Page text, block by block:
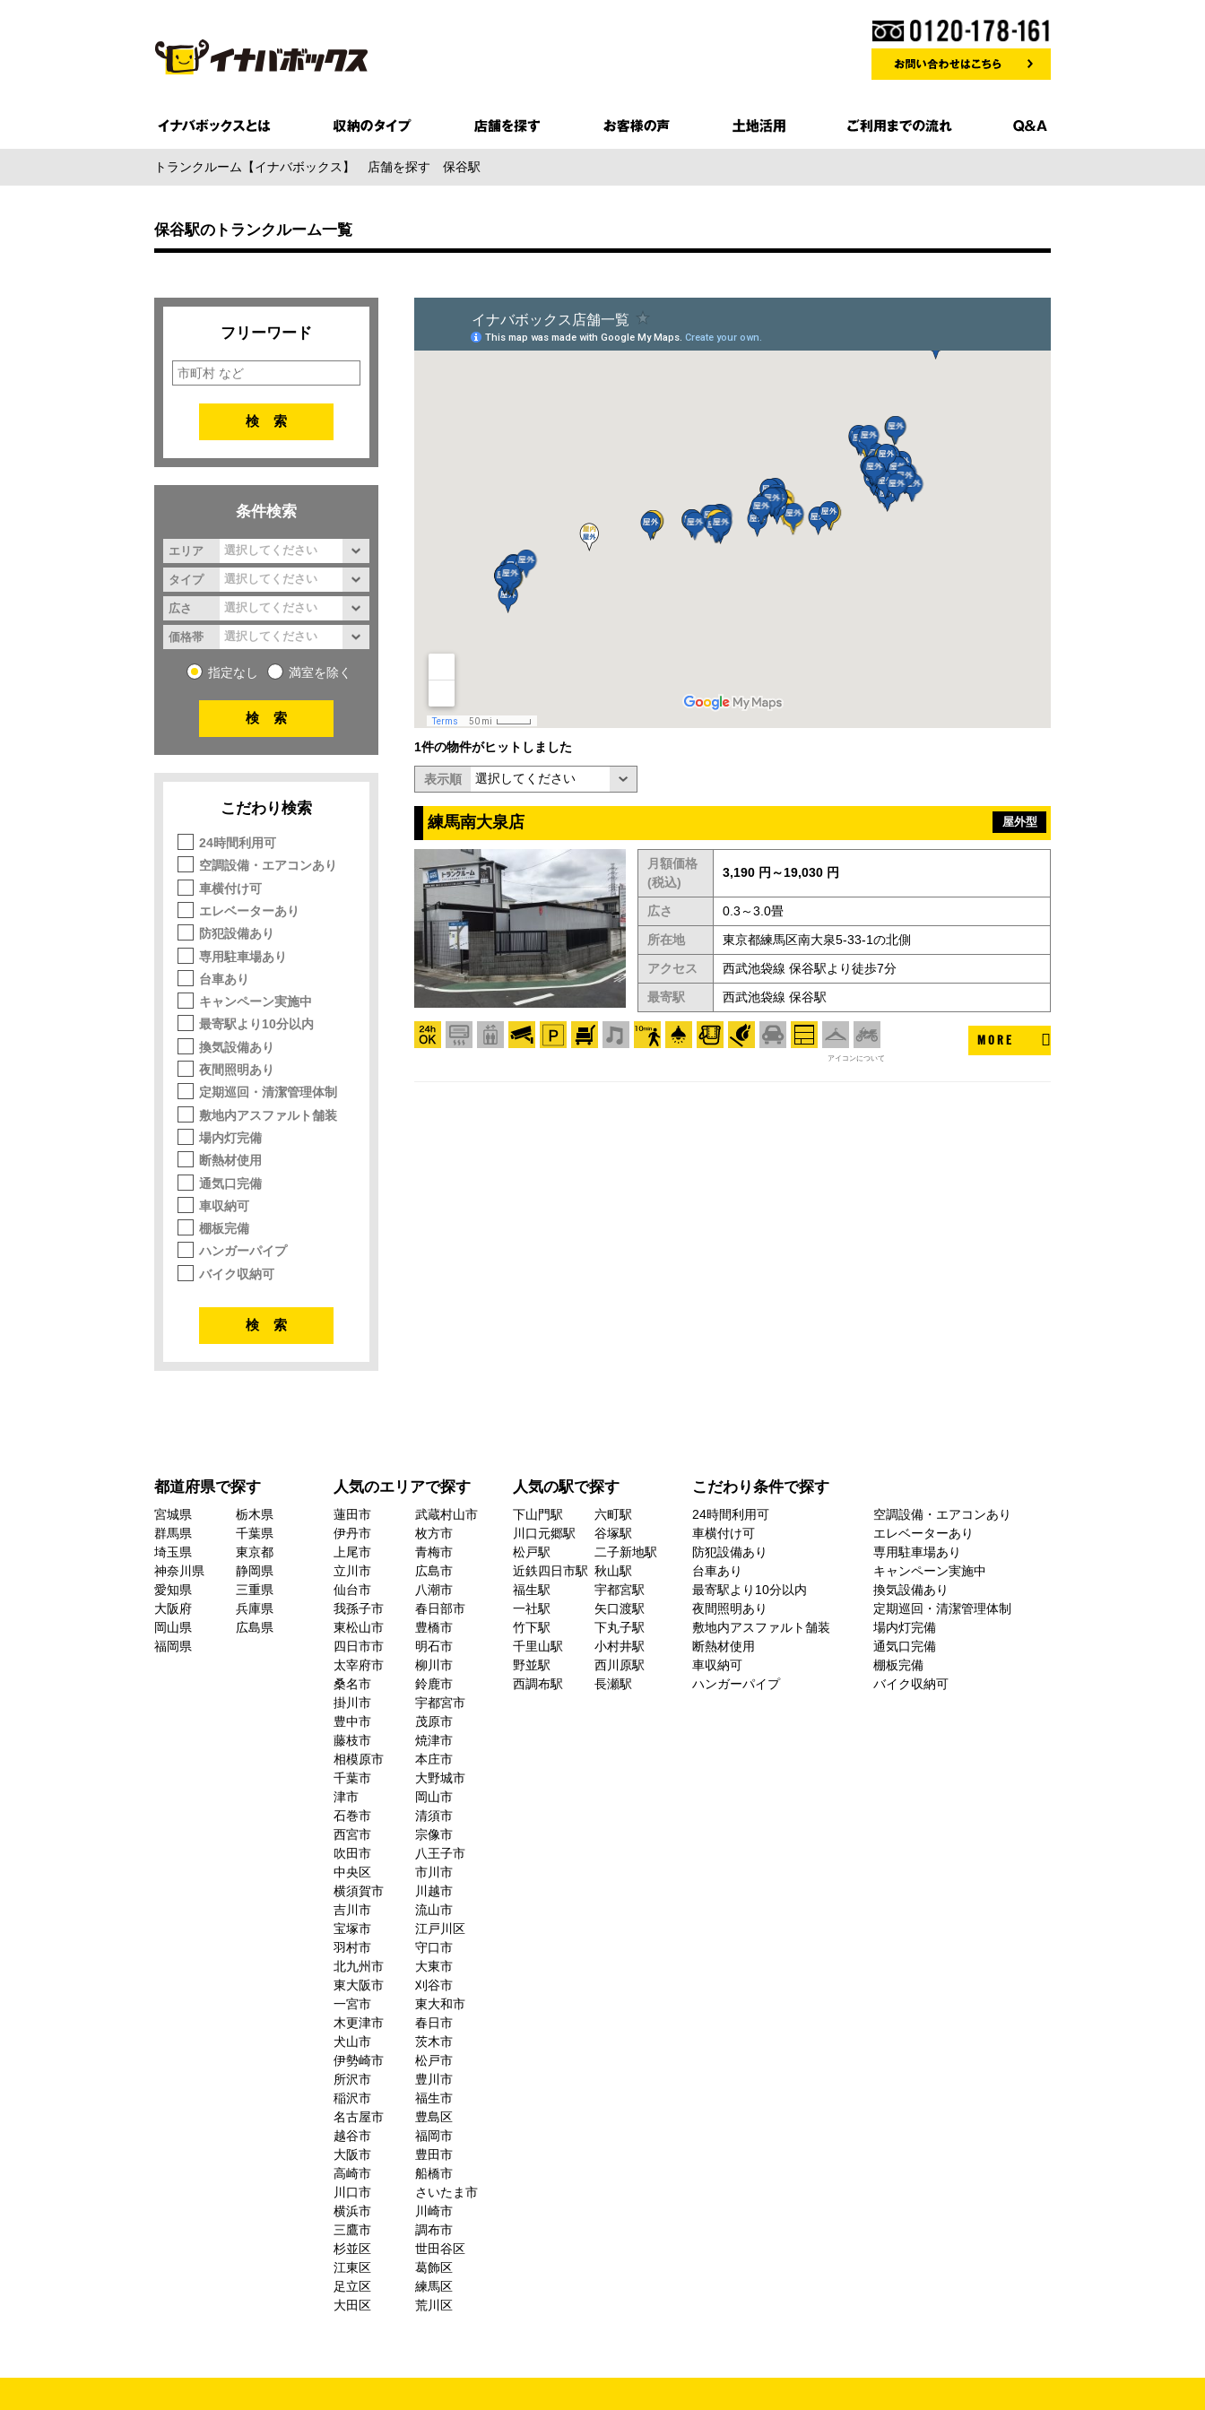
トランクルーム【イナバボックス】 店舗を探す 保谷駅
保谷駅のトランクルーム一覧
1件の物件がヒットしました
表示順
練馬南大泉店 屋外型
月額価格
(税込)
3,190 円～19,030 円
広さ
0.3～3.0畳
所在地
東京都練馬区南大泉5-33-1の北側
アクセス
西武池袋線 保谷駅より徒歩7分
最寄駅
西武池袋線 保谷駅
アイコンについて
MORE
フリーワード
条件検索
エリア
タイプ
広さ
価格帯
指定なし 満室を除く
こだわり検索
24時間利用可
空調設備・エアコンあり
車横付け可
エレベーターあり
防犯設備あり
専用駐車場あり
台車あり
キャンペーン実施中
最寄駅より10分以内
換気設備あり
夜間照明あり
定期巡回・清潔管理体制
敷地内アスファルト舗装
場内灯完備
断熱材使用
通気口完備
車収納可
棚板完備
ハンガーパイプ
バイク収納可
都道府県で探す
宮城県
栃木県
群馬県
千葉県
埼玉県
東京都
神奈川県
静岡県
愛知県
三重県
大阪府
兵庫県
岡山県
広島県
福岡県
人気のエリアで探す
蓮田市
武蔵村山市
伊丹市
枚方市
上尾市
青梅市
立川市
広島市
仙台市
八潮市
我孫子市
春日部市
東松山市
豊橋市
四日市市
明石市
太宰府市
柳川市
桑名市
鈴鹿市
掛川市
宇都宮市
豊中市
茂原市
藤枝市
焼津市
相模原市
本庄市
千葉市
大野城市
津市
岡山市
石巻市
清須市
西宮市
宗像市
吹田市
八王子市
中央区
市川市
横須賀市
川越市
吉川市
流山市
宝塚市
江戸川区
羽村市
守口市
北九州市
大東市
東大阪市
刈谷市
一宮市
東大和市
木更津市
春日市
犬山市
茨木市
伊勢崎市
松戸市
所沢市
豊川市
稲沢市
福生市
名古屋市
豊島区
越谷市
福岡市
大阪市
豊田市
高崎市
船橋市
川口市
さいたま市
横浜市
川崎市
三鷹市
調布市
杉並区
世田谷区
江東区
葛飾区
足立区
練馬区
大田区
荒川区
人気の駅で探す
下山門駅
六町駅
川口元郷駅
谷塚駅
松戸駅
二子新地駅
近鉄四日市駅 秋山駅
福生駅
宇都宮駅
一社駅
矢口渡駅
竹下駅
下丸子駅
千里山駅
小村井駅
野並駅
西川原駅
西調布駅
長瀬駅
こだわり条件で探す
24時間利用可
空調設備・エアコンあり
車横付け可
エレベーターあり
防犯設備あり
専用駐車場あり
台車あり
キャンペーン実施中
最寄駅より10分以内
換気設備あり
夜間照明あり
定期巡回・清潔管理体制
敷地内アスファルト舗装
場内灯完備
断熱材使用
通気口完備
車収納可
棚板完備
ハンガーパイプ
バイク収納可